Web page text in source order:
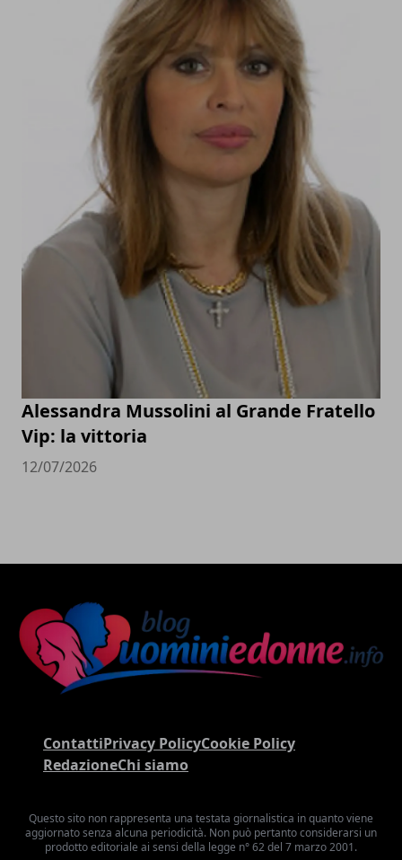
Alessandra Mussolini al Grande Fratello
Vip: la vittoria
12/07/2026
ContattiPrivacy PolicyCookie Policy
RedazioneChi siamo
Questo sito non rappresenta una testata giornalistica in quanto viene
aggiornato senza alcuna periodicità. Non può pertanto considerarsi un
prodotto editoriale ai sensi della legge n° 62 del 7 marzo 2001.